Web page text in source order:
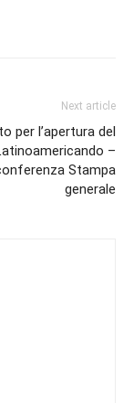
Next article
per l’apertura del
–
Stampa
generale